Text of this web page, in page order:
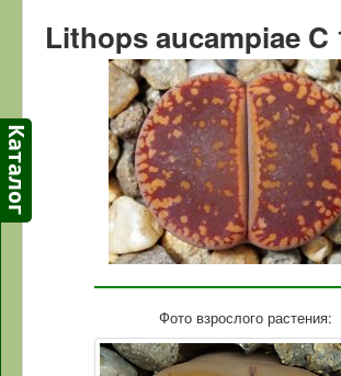
Магазин
Оплата и доставка
Lithops aucampiae C
Фото взрослого растения: